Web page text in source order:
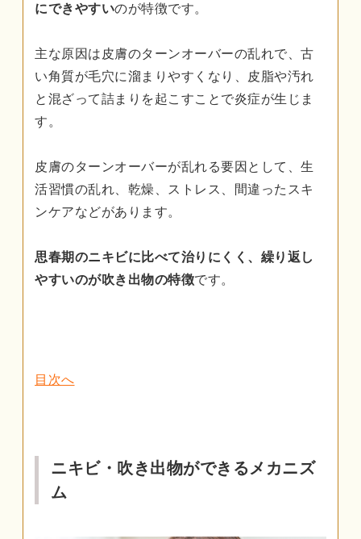
にできやすいのが特徴です。
主な原因は皮膚のターンオーバーの乱れで、古
い角質が毛穴に溜まりやすくなり、皮脂や汚れ
と混ざって詰まりを起こすことで炎症が生じま
す。
皮膚のターンオーバーが乱れる要因として、生
活習慣の乱れ、乾燥、ストレス、間違ったスキ
ンケアなどがあります。
思春期のニキビに比べて治りにくく、繰り返し
やすいのが吹き出物の特徴です。
目次へ
ニキビ・吹き出物ができるメカニズ
ム